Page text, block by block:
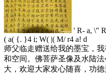
' R- a, \"
( a( {. }4 i; W( |( M/ r4 a! d
师父临走赠送给我的墨宝，
和空间。佛菩萨圣像及水陆
大，欢迎大家发心随喜，功德